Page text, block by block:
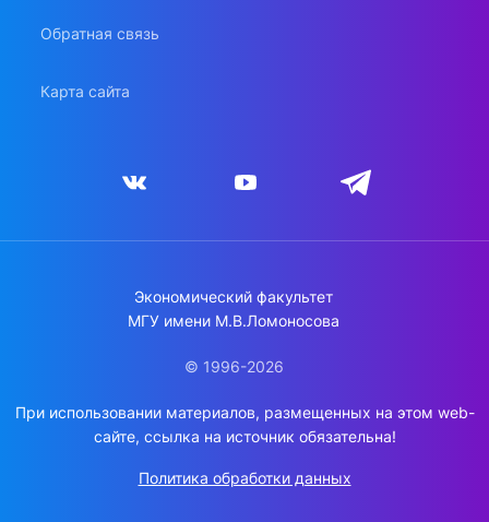
Обратная связь
Карта сайта
Экономический факультет
МГУ имени М.В.Ломоносова
© 1996-2026
При использовании материалов, размещенных на этом web-
сайте, ссылка на источник обязательна!
Политика обработки данных